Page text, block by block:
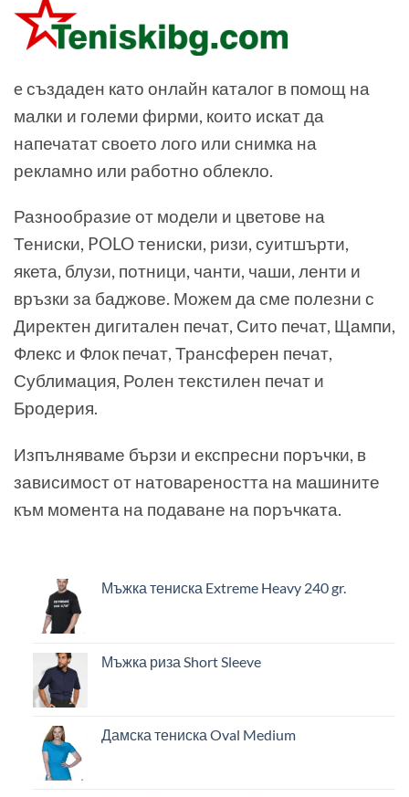
e създаден като онлайн каталог в помощ на
малки и големи фирми, които искат да
напечатат своето лого или снимка на
рекламно или работно облекло.
Разнообразие от модели и цветове на
Тениски, POLO тениски, ризи, суитшърти,
якета, блузи, потници, чанти, чаши, ленти и
връзки за баджове. Можем да сме полезни с
Директен дигитален печат, Сито печат, Щампи,
Флекс и Флок печат, Трансферен печат,
Сублимация, Ролен текстилен печат и
Бродерия.
Изпълняваме бързи и експресни поръчки, в
зависимост от натовареността на машините
към момента на подаване на поръчката.
Мъжка тениска Extreme Heavy 240 gr.
Мъжка риза Short Sleeve
Дамска тениска Oval Medium